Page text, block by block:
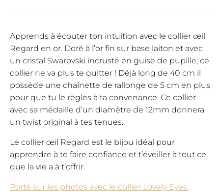
prix
initial
était :
45,00€.
prix
actuel
est :
37,00€.
Apprends à écouter ton intuition avec le collier œil
Regard en or. Doré à l’or fin sur base laiton et avec
un cristal Swarovski incrusté en guise de pupille, ce
collier ne va plus te quitter ! Déjà long de 40 cm il
possède une chaînette de rallonge de 5 cm en plus
pour que tu le règles à ta convenance. Ce collier
avec sa médaille d’un diamêtre de 12mm donnera
un twist original à tes tenues.
Le collier œil Regard est le bijou idéal pour
apprendre à te faire confiance et t’éveiller à tout ce
que la vie a à t’offrir.
Porté sur les photos avec le collier Lovely Eyes.